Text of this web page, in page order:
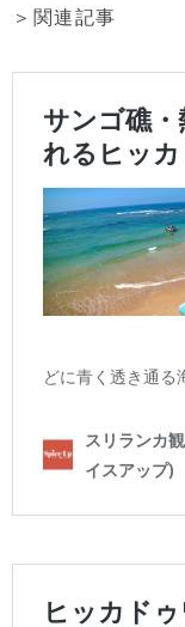
＞関連記事